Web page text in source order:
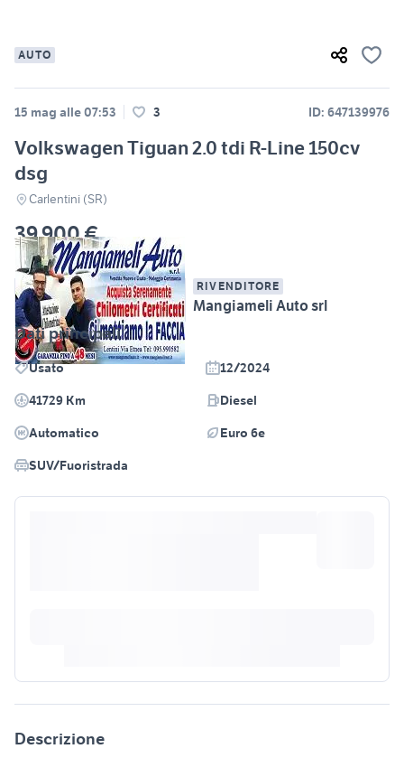
AUTO
15 mag alle 07:53 3 ID: 647139976
Volkswagen Tiguan 2.0 tdi R-Line 150cv
dsg
Carlentini (SR)
39.900 €
RIVENDITORE
Mangiameli Auto srl
Dati principali
Usato
12/2024
41729 Km
Diesel
Automatico
Euro 6e
SUV/Fuoristrada
Descrizione